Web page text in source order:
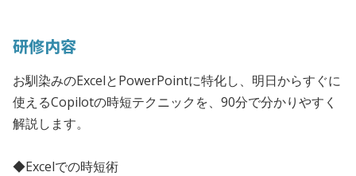
研修内容
お馴染みのExcelとPowerPointに特化し、明日からすぐに
使えるCopilotの時短テクニックを、90分で分かりやすく
解説します。
◆Excelでの時短術